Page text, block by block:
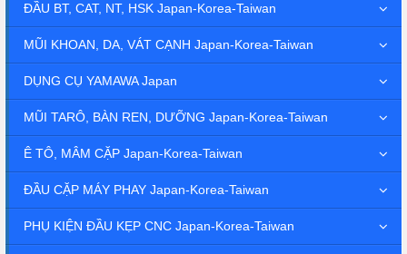
ĐẦU BT, CAT, NT, HSK Japan-Korea-Taiwan
MŨI KHOAN, DA, VÁT CẠNH Japan-Korea-Taiwan
DỤNG CỤ YAMAWA Japan
MŨI TARÔ, BÀN REN, DƯỠNG Japan-Korea-Taiwan
Ê TÔ, MÂM CẶP Japan-Korea-Taiwan
ĐẦU CẶP MÁY PHAY Japan-Korea-Taiwan
PHỤ KIỆN ĐẦU KẸP CNC Japan-Korea-Taiwan